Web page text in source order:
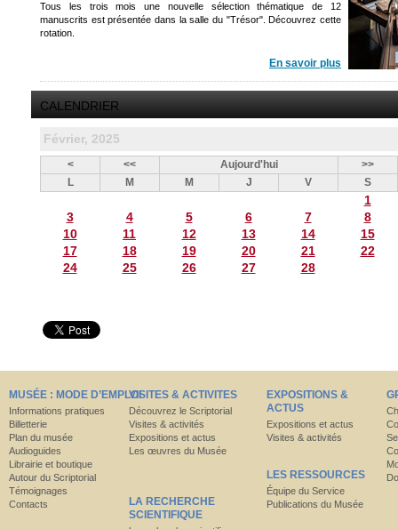
Tous les trois mois une nouvelle sélection thématique de 12
manuscrits est présentée dans la salle du "Trésor". Découvrez cette
rotation.
En savoir plus
CALENDRIER
Février, 2025
< << Aujourd'hui
>>
L
M M J V S
1
3
4 5 6 7
8
10
11 12 13 14
15
17
18 19 20 21
22
24
25 26 27 28
MUSÉE : MODE D’EMPLOI
Informations pratiques
Billetterie
Plan du musée
Audioguides
Librairie et boutique
Autour du Scriptorial
Témoignages
Contacts
VISITES & ACTIVITES
Découvrez le Scriptorial
Visites & activités
Expositions et actus
Les œuvres du Musée
LA RECHERCHE
SCIENTIFIQUE
EXPOSITIONS &
ACTUS
Expositions et actus
Visites & activités
LES RESSOURCES
Équipe du Service
Publications du Musée